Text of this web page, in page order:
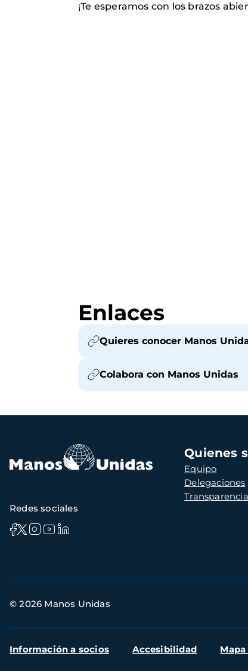
¡Te esperamos con los brazos
Enlaces
Quieres conocer Manos
Colabora con Manos Unidas
Navegación
principal
Quienes
Equipo
Delegaciones
Transparencia
Redes sociales
de
© 2026 Manos Unidas
Menú
Información a socios Accesibilidad